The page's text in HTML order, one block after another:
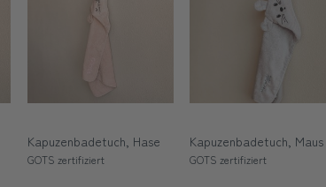
Kapuzenbadetuch, Hase
GOTS zertifiziert
Kapuzenbadetuch, Maus
GOTS zertifiziert